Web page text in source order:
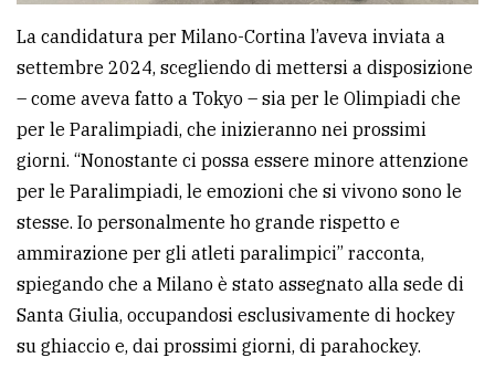
La candidatura per Milano-Cortina l’aveva inviata a
settembre 2024, scegliendo di mettersi a disposizione
– come aveva fatto a Tokyo – sia per le Olimpiadi che
per le Paralimpiadi, che inizieranno nei prossimi
giorni. “Nonostante ci possa essere minore attenzione
per le Paralimpiadi, le emozioni che si vivono sono le
stesse. Io personalmente ho grande rispetto e
ammirazione per gli atleti paralimpici” racconta,
spiegando che a Milano è stato assegnato alla sede di
Santa Giulia, occupandosi esclusivamente di hockey
su ghiaccio e, dai prossimi giorni, di parahockey.